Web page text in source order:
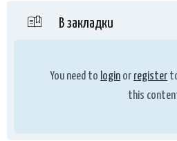
В закладки
You need to login or register
this